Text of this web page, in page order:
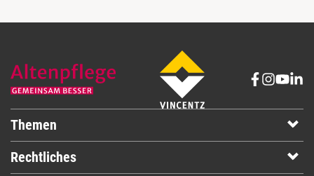
Themen
Rechtliches